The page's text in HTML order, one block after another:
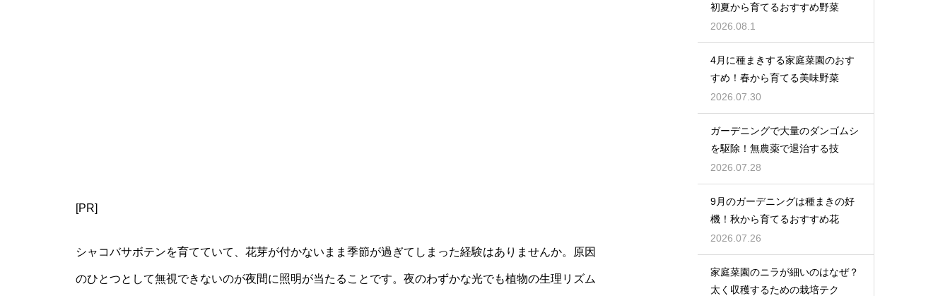
[PR]
シャコバサボテンを育てていて、花芽が付かないまま季節が過ぎてしまった経験はありませんか。原因
のひとつとして無視できないのが夜間に照明が当たることです。夜のわずかな光でも植物の生理リズム
初夏から育てるおすすめ野菜
2026.08.1
4月に種まきする家庭菜園のおす
すめ！春から育てる美味野菜
2026.07.30
ガーデニングで大量のダンゴムシ
を駆除！無農薬で退治する技
2026.07.28
9月のガーデニングは種まきの好
機！秋から育てるおすすめ花
2026.07.26
家庭菜園のニラが細いのはなぜ？
太く収穫するための栽培テク